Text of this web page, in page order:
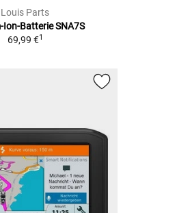
Louis Parts
Ion-Batterie SNA7S
69,99 €1